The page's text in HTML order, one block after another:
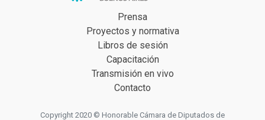
Prensa
Proyectos y normativa
Libros de sesión
Capacitación
Transmisión en vivo
Contacto
Copyright 2020 © Honorable Cámara de Diputados de